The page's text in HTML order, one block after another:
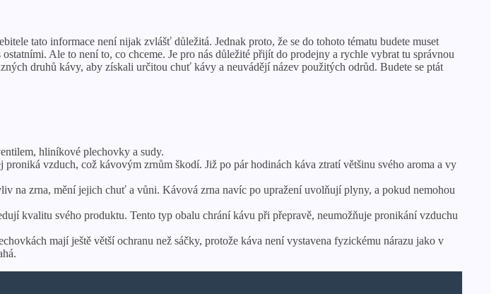
tato informace není nijak zvlášť důležitá. Jednak proto, že se do tohoto tématu budete muset
Ale to není to, co chceme. Je pro nás důležité přijít do prodejny a rychle vybrat tu správnou
druhů kávy, aby získali určitou chuť kávy a neuvádějí název použitých odrůd. Budete se ptát
hliníkové plechovky a sudy.
vzduch, což kávovým zrnům škodí. Již po pár hodinách káva ztratí většinu svého aroma a vy
na zrna, mění jejich chuť a vůni. Kávová zrna navíc po upražení uvolňují plyny, a pokud nemohou
kvalitu svého produktu. Tento typ obalu chrání kávu při přepravě, neumožňuje pronikání vzduchu
mají ještě větší ochranu než sáčky, protože káva není vystavena fyzickému nárazu jako v